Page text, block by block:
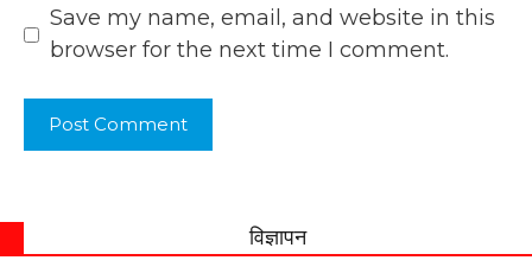
Save my name, email, and website in this
browser for the next time I comment.
विज्ञापन